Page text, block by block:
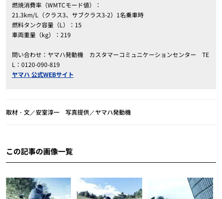
燃焼消費率（WMTCモード値）：
21.3km/L（クラス3、サブクラス3-2）1名乗車時
燃料タンク容量（L）：15
車両重量（kg）：219
問い合わせ：ヤマハ発動機 カスタマーコミュニケーションセンター TE
L：0120-090-819
ヤマハ 公式WEBサイト
取材・文／安室淳一 写真提供／ヤマハ発動機
この記事の画像一覧